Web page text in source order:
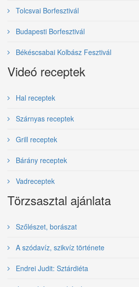
Tolcsvai Borfesztivál
Budapesti Borfesztivál
Békéscsabai Kolbász Fesztivál
Videó receptek
Hal receptek
Szárnyas receptek
Grill receptek
Bárány receptek
Vadreceptek
Törzsasztal ajánlata
Szőlészet, borászat
A szódavíz, szikvíz története
Endrei Judit: Sztárdiéta